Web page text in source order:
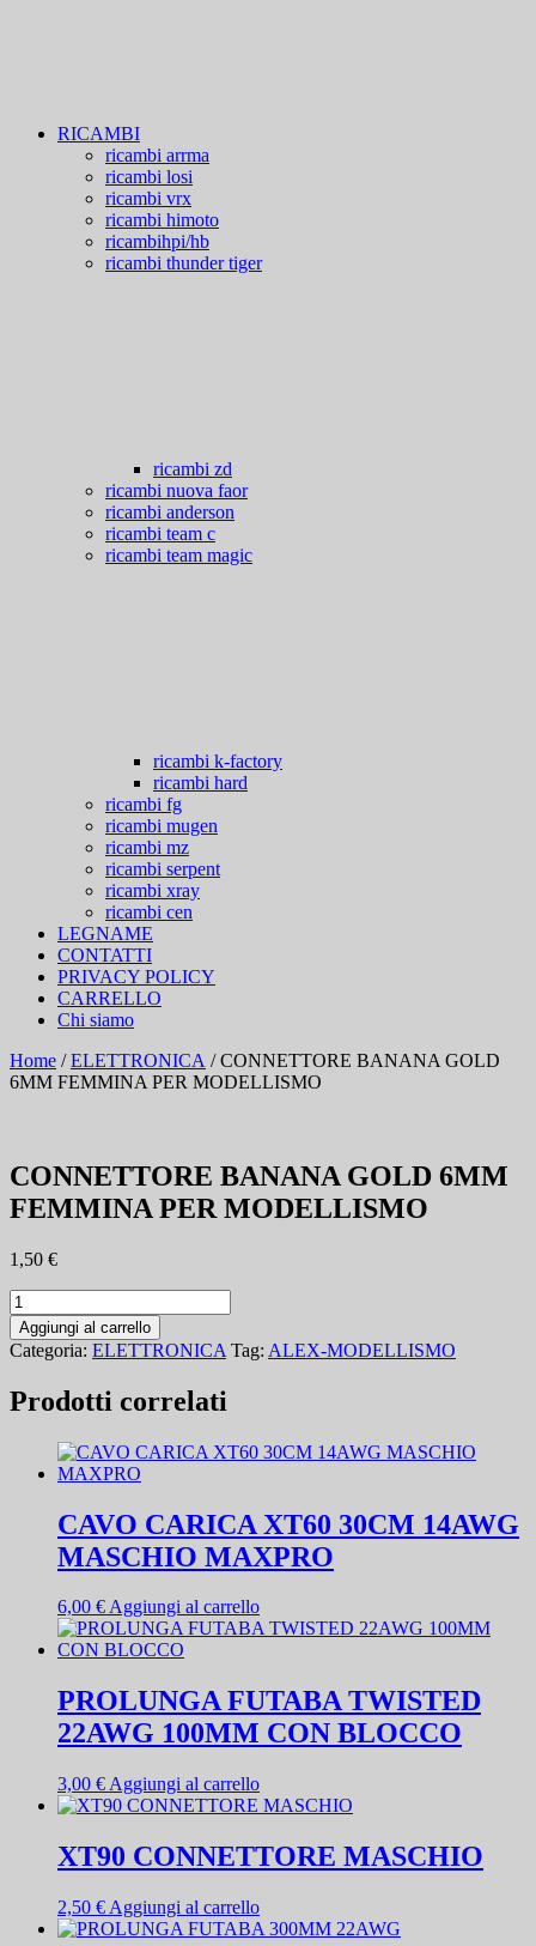
RICAMBI
ricambi arrma
ricambi losi
ricambi vrx
ricambi himoto
ricambihpi/hb
ricambi thunder tiger
ricambi zd
ricambi nuova faor
ricambi anderson
ricambi team c
ricambi team magic
ricambi k-factory
ricambi hard
ricambi fg
ricambi mugen
ricambi mz
ricambi serpent
ricambi xray
ricambi cen
LEGNAME
CONTATTI
PRIVACY POLICY
CARRELLO
Chi siamo
Home /ELETTRONICA / CONNETTORE BANANA GOLD
6MM FEMMINA PER MODELLISMO
CONNETTORE BANANA GOLD 6MM
FEMMINA PER MODELLISMO
1,50 €
CONNETTORE
BANANA
GOLD
6MM
PER
quantità
Aggiungi al carrello
Categoria: ELETTRONICA Tag: ALEX-MODELLISMO
Prodotti correlati
CAVO CARICA XT60 30CM 14AWG
MASCHIO MAXPRO
6,00 €Aggiungi al carrello
PROLUNGA FUTABA TWISTED
22AWG 100MM CON BLOCCO
3,00 € Aggiungi al carrello
XT90 CONNETTORE MASCHIO
2,50 € Aggiungi al carrello